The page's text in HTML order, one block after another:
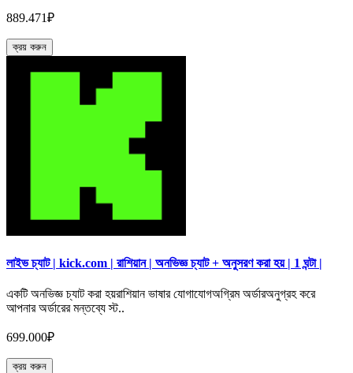
889.471₽
ক্রয় করুন
লাইভ চ্যাট | kick.com | রাশিয়ান | অনভিজ্ঞ চ্যাট + অনুসরণ করা হয় | 1 ঘন্টা |
একটি অনভিজ্ঞ চ্যাট করা হয়রাশিয়ান ভাষার যোগাযোগঅগ্রিম অর্ডারঅনুগ্রহ করে
আপনার অর্ডারের মন্তব্যে স্ট..
699.000₽
ক্রয় করুন